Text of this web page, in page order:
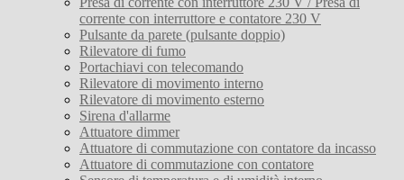
corrente con interruttore e contatore 230 V
Pulsante da parete (pulsante doppio)
Rilevatore di fumo
Portachiavi con telecomando
Rilevatore di movimento interno
Rilevatore di movimento esterno
Sirena d'allarme
Attuatore dimmer
Attuatore di commutazione con contatore da incasso
Attuatore di commutazione con contatore